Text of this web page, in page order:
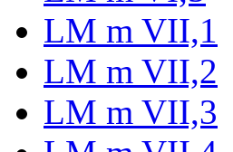
LM m VII,1
LM m VII,2
LM m VII,3